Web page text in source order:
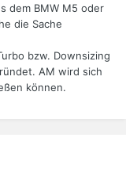
dem BMW M5 oder
die Sache
bzw. Downsizing
AM wird sich
können.